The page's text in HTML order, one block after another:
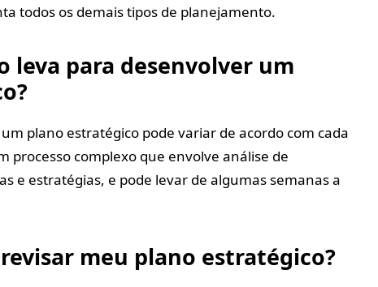
todos os demais tipos de planejamento.
leva para desenvolver um
plano estratégico pode variar de acordo com cada
processo complexo que envolve análise de
e estratégias, e pode levar de algumas semanas a
meu plano estratégico?